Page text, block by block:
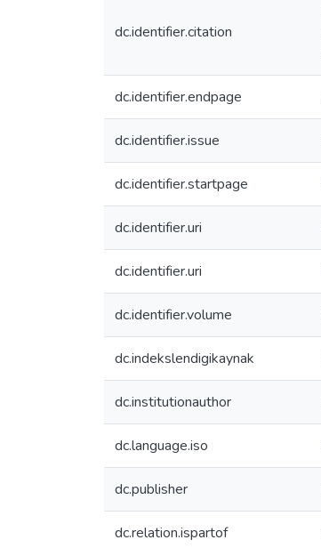
dc.identifier.citation
dc.identifier.endpage
dc.identifier.issue
dc.identifier.startpage
dc.identifier.uri
dc.identifier.uri
dc.identifier.volume
dc.indekslendigikaynak
dc.institutionauthor
dc.language.iso
dc.publisher
dc.relation.ispartof